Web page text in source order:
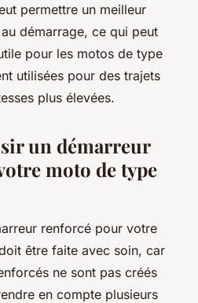
permettre un meilleur
démarrage, ce qui peut
pour les motos de type
utilisées pour des trajets
plus élevées.
un démarreur
moto de type
renforcé pour votre
être faite avec soin, car
ne sont pas créés
en compte plusieurs